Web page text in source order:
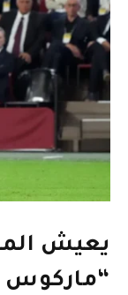
يعيش
“ماركوس